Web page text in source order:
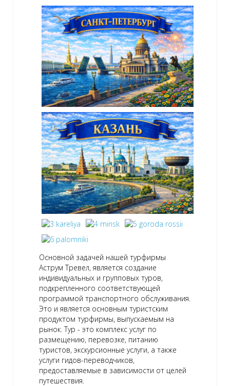
Основной задачей нашей турфирмы
Аструм Тревел, является создание
индивидуальных и групповых туров,
подкрепленного соответствующей
программой транспортного обслуживания.
Это и является основным туристским
продуктом турфирмы, выпускаемым на
рынок. Тур - это комплекс услуг по
размещению, перевозке, питанию
туристов, экскурсионные услуги, а также
услуги гидов-переводчиков,
предоставляемые в зависимости от целей
путешествия.